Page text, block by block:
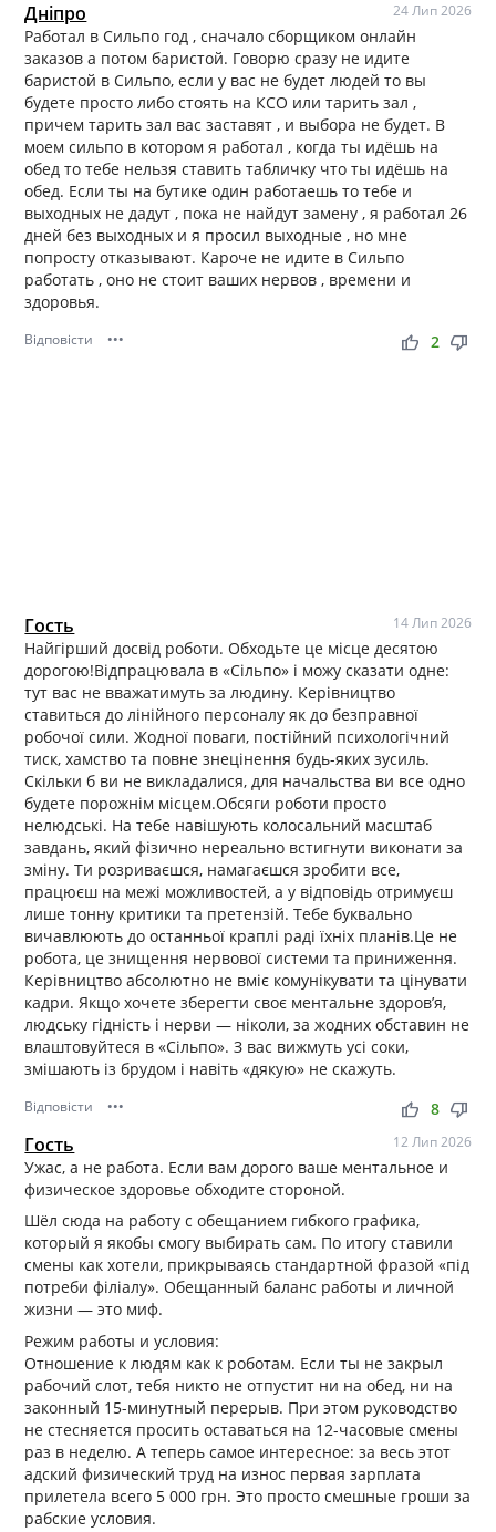
Дніпро 24 Лип 2026
Работал в Сильпо год , сначало сборщиком онлайн
заказов а потом баристой. Говорю сразу не идите
баристой в Сильпо, если у вас не будет людей то вы
будете просто либо стоять на КСО или тарить зал ,
причем тарить зал вас заставят , и выбора не будет. В
моем сильпо в котором я работал , когда ты идёшь на
обед то тебе нельзя ставить табличку что ты идёшь на
обед. Если ты на бутике один работаешь то тебе и
выходных не дадут , пока не найдут замену , я работал 26
дней без выходных и я просил выходные , но мне
попросту отказывают. Кароче не идите в Сильпо
работать , оно не стоит ваших нервов , времени и
здоровья.
Відповісти ••• thumb_up thumb_down
2
Гость 14 Лип 2026
Найгірший досвід роботи. Обходьте це місце десятою
дорогою!Відпрацювала в «Сільпо» і можу сказати одне:
тут вас не вважатимуть за людину. Керівництво
ставиться до лінійного персоналу як до безправної
робочої сили. Жодної поваги, постійний психологічний
тиск, хамство та повне знецінення будь-яких зусиль.
Скільки б ви не викладалися, для начальства ви все одно
будете порожнім місцем.Обсяги роботи просто
нелюдські. На тебе навішують колосальний масштаб
завдань, який фізично нереально встигнути виконати за
зміну. Ти розриваєшся, намагаєшся зробити все,
працюєш на межі можливостей, а у відповідь отримуєш
лише тонну критики та претензій. Тебе буквально
вичавлюють до останньої краплі раді їхніх планів.Це не
робота, це знищення нервової системи та приниження.
Керівництво абсолютно не вміє комунікувати та цінувати
кадри. Якщо хочете зберегти своє ментальне здоров’я,
людську гідність і нерви — ніколи, за жодних обставин не
влаштовуйтеся в «Сільпо». З вас вижмуть усі соки,
змішають із брудом і навіть «дякую» не скажуть.
Відповісти ••• thumb_up thumb_down
8
Гость 12 Лип 2026
Ужас, а не работа. Если вам дорого ваше ментальное и
физическое здоровье обходите стороной.
Шёл сюда на работу с обещанием гибкого графика,
который я якобы смогу выбирать сам. По итогу ставили
смены как хотели, прикрываясь стандартной фразой «під
потреби філіалу». Обещанный баланс работы и личной
жизни — это миф.
Режим работы и условия:
Отношение к людям как к роботам. Если ты не закрыл
рабочий слот, тебя никто не отпустит ни на обед, ни на
законный 15-минутный перерыв. При этом руководство
не стесняется просить оставаться на 12-часовые смены
раз в неделю. А теперь самое интересное: за весь этот
адский физический труд на износ первая зарплата
прилетела всего 5 000 грн. Это просто смешные гроши за
рабские условия.